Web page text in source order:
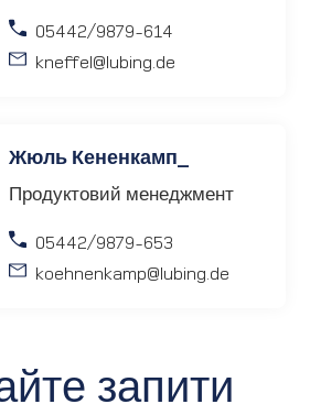
05442/9879-614
kneffel@lubing.de
Жюль Кененкамп_
Продуктовий менеджмент
05442/9879-653
koehnenkamp@lubing.de
запити